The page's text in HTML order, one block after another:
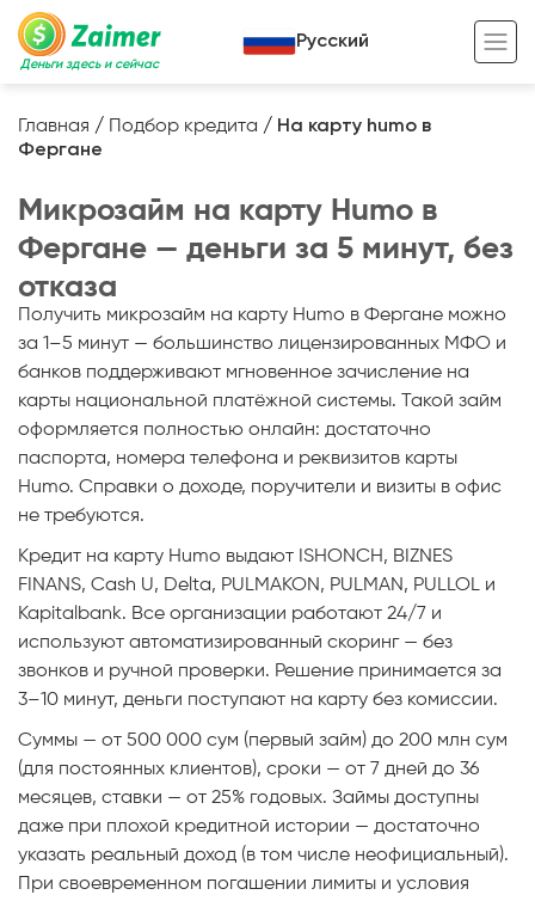
Деньги здесь и сейчас
Кредит под залог
Кредит под залог авто
Кредит под залог недвижимости
Кредит под залог спецтехники
Кредит онлайн
Кредит для предпринимателей
Кредит для самозанятых
Жизненный цикл вашего кредита
Полезные статьи
Кредитный калькулятор
Русский
Главная / Подбор кредита / На карту humo в
Фергане
Микрозайм на карту Humo в
Фергане — деньги за 5 минут, без
отказа
Получить микрозайм на карту Humo в Фергане можно
за 1–5 минут — большинство лицензированных МФО и
банков поддерживают мгновенное зачисление на
карты национальной платёжной системы. Такой займ
оформляется полностью онлайн: достаточно
паспорта, номера телефона и реквизитов карты
Humo. Справки о доходе, поручители и визиты в офис
не требуются.
Кредит на карту Humo выдают ISHONCH, BIZNES
FINANS, Cash U, Delta, PULMAKON, PULMAN, PULLOL и
Kapitalbank. Все организации работают 24/7 и
используют автоматизированный скоринг — без
звонков и ручной проверки. Решение принимается за
3–10 минут, деньги поступают на карту без комиссии.
Суммы — от 500 000 сум (первый займ) до 200 млн сум
(для постоянных клиентов), сроки — от 7 дней до 36
месяцев, ставки — от 25% годовых. Займы доступны
даже при плохой кредитной истории — достаточно
указать реальный доход (в том числе неофициальный).
При своевременном погашении лимиты и условия